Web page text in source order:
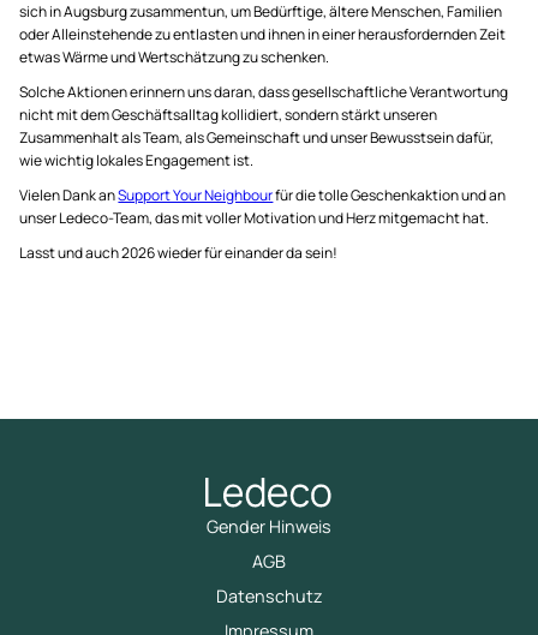
sich in Augsburg zusammentun, um Bedürftige, ältere Menschen, Familien
oder Alleinstehende zu entlasten und ihnen in einer herausfordernden Zeit
etwas Wärme und Wertschätzung zu schenken.
Solche Aktionen erinnern uns daran, dass gesellschaftliche Verantwortung
nicht mit dem Geschäftsalltag kollidiert, sondern stärkt unseren
Zusammenhalt als Team, als Gemeinschaft und unser Bewusstsein dafür,
wie wichtig lokales Engagement ist.
Vielen Dank anSupport Your Neighbourfür die tolle Geschenkaktion und an
unser Ledeco-Team, das mit voller Motivation und Herz mitgemacht hat.
Lasst und auch 2026 wieder für einander da sein!
Gender Hinweis
AGB
Datenschutz